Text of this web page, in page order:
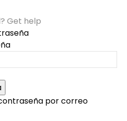
Get help
por correo